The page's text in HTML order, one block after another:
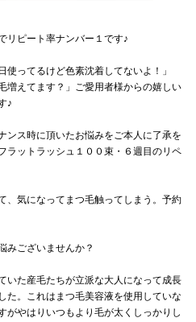
リピート率ナンバー１です♪
使ってるけど色素沈着してないよ！」
増えてます？」ご愛用者様からの嬉しい
♪
ンス時に頂いたお悩みをご本人に了承を
ラットラッシュ１００束・６週目のリペ
、気になってまつ毛触ってしまう。予約
みございませんか？
いた産毛たちが立派な大人になって成長
た。これはまつ毛美容液を使用していな
がやはりいつもより毛が太くしっかりし